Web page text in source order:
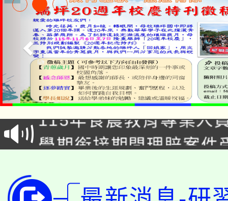
淨零綠生活教案入校路
會
程
學期銜接期間理賠案件
版
公告本校115學年度第